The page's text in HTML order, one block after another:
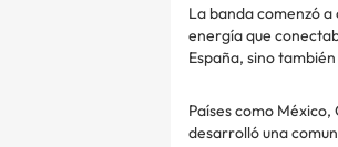
La banda comenzó
energía que
España, sino
Países como
desarrolló una